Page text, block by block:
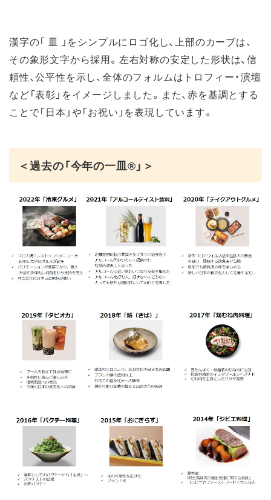
漢字の「 皿 」をシンプルにロゴ化し、上部のカーブは、
その象形文字から採用。左右対称の安定した形状は、信
頼性、公平性を示し、全体のフォルムはトロフィー・演壇
など「表彰」をイメージしました。また、赤を基調とする
ことで「日本」や「お祝い」を表現しています。
＜過去の「今年の一皿®」＞